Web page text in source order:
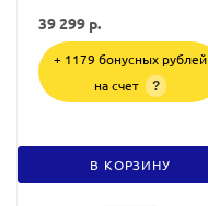
39 299 р.
+ 1179 бонусных рублей
на счет
?
В КОРЗИНУ